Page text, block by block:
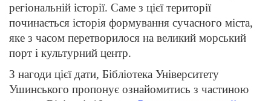
регіональній історії. Саме з цієї території
починається історія формування сучасного міста,
яке з часом перетворилося на великий морський
порт і культурний центр.
З нагоди цієї дати, Бібліотека Університету
Ушинського пропонує ознайомитись з частиною